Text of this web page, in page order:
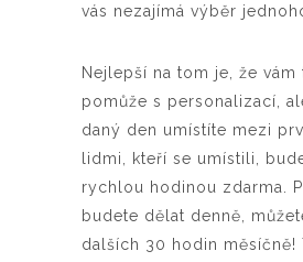
vás nezajímá výběr
Nejlepší na tom je, že vám
pomůže s personalizací,
daný den umístíte mezi
lidmi, kteří se umístili,
rychlou hodinou zdarma.
budete dělat denně,
dalších 30 hodin měsíčně!